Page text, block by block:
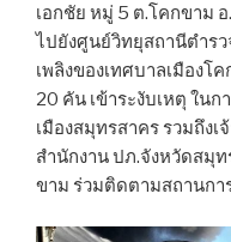
เอกชัย หมู่ 5 ต.โคกขาม
ไปยังศูนย์วิทยุสถานีตำร
เพลิงของเทศบาลเมือง
20 คัน เข้าระงับเหตุ ใน
เมืองสมุทรสาคร รวมถึง
สำนักงาน ปภ.จังหวัดสมุ
ขาม ร่วมติดตามสถานก